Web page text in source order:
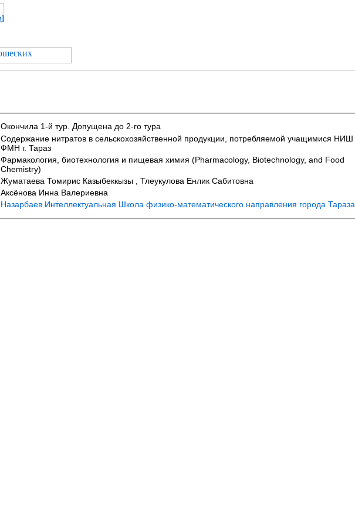
Окончила 1-й тур. Допущена до 2-го тура
Содержание нитратов в сельскохозяйственной продукции, потребляемой учащимися НИШ
ФМН г. Тараз
Фармакология, биотехнология и пищевая химия (Pharmacology, Biotechnology, and Food
Chemistry)
Жуматаева Томирис Казыбеккызы , Тлеукулова Енлик Сабитовна
Аксёнова Инна Валериевна
Назарбаев Интеллектуальная Школа физико-математического направления города Тараза